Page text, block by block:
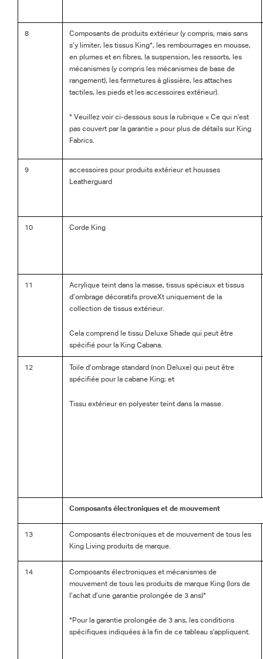
8
Composants de produits extérieur (y compris, mais sans
s’y limiter, les tissus King*, les rembourrages en mousse,
en plumes et en fibres, la suspension, les ressorts, les
mécanismes (y compris les mécanismes de base de
rangement), les fermetures à glissière, les attaches
tactiles, les pieds et les accessoires extérieur).
* Veuillez voir ci-dessous sous la rubrique « Ce qui n’est
pas couvert par la garantie » pour plus de détails sur King
Fabrics.
9
accessoires pour produits extérieur et housses
Leatherguard
10 Corde King
11
Acrylique teint dans la masse, tissus spéciaux et tissus
d’ombrage décoratifs proveXt uniquement de la
collection de tissus extérieur.
Cela comprend le tissu Deluxe Shade qui peut être
spécifié pour la King Cabana.
12
Toile d’ombrage standard (non Deluxe) qui peut être
spécifiée pour la cabane King; et
Tissu extérieur en polyester teint dans la masse.
Composants électroniques et de mouvement
13
Composants électroniques et de mouvement de tous les
King Living produits de marque.
14
Composants électroniques et mécanismes de
mouvement de tous les produits de marque King (lors de
l’achat d’une garantie prolongée de 3 ans)*
*Pour la garantie prolongée de 3 ans, les conditions
spécifiques indiquées à la fin de ce tableau s’appliquent.